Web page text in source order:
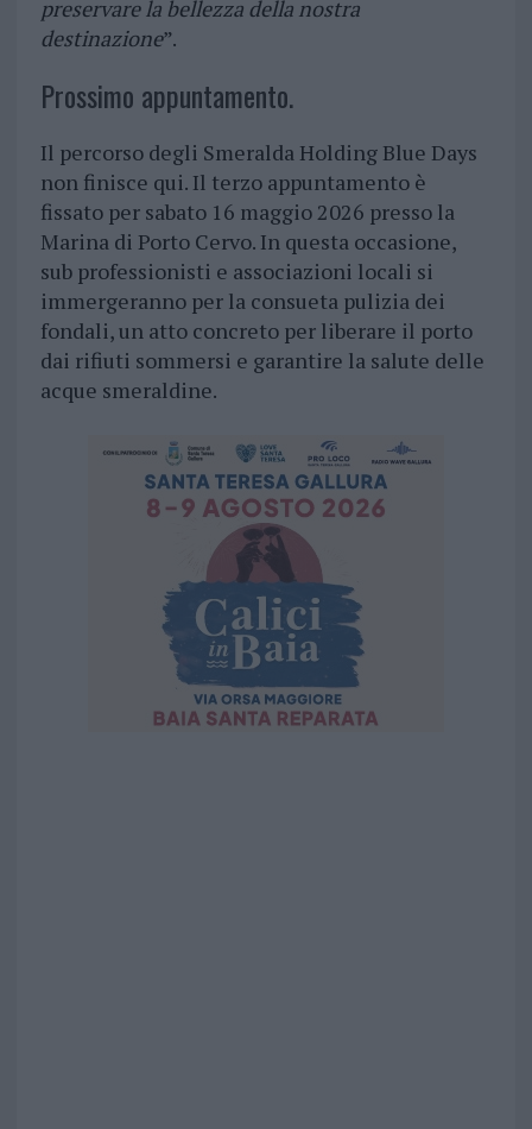
preservare la bellezza della nostra
destinazione”.
Prossimo appuntamento.
Il percorso degli Smeralda Holding Blue Days
non finisce qui. Il terzo appuntamento è
fissato per sabato 16 maggio 2026 presso la
Marina di Porto Cervo. In questa occasione,
sub professionisti e associazioni locali si
immergeranno per la consueta pulizia dei
fondali, un atto concreto per liberare il porto
dai rifiuti sommersi e garantire la salute delle
acque smeraldine.